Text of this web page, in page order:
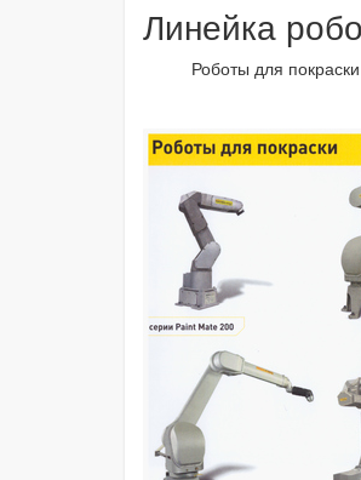
Линейка
Роботы для